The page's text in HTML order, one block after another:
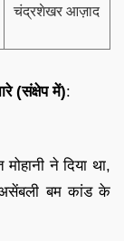
चंद्रशेखर आज़ाद
(संक्षेप में):
ने दिया था,
बम कांड के